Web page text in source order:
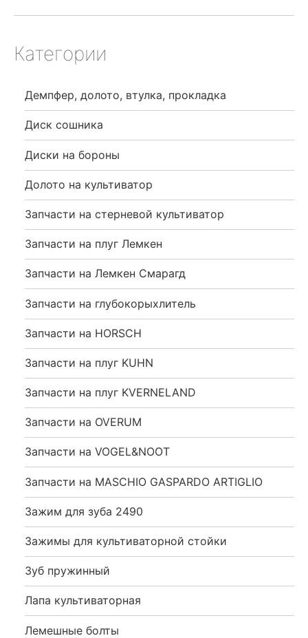
Категории
Демпфер, долото, втулка, прокладка
Диск сошника
Диски на бороны
Долото на культиватор
Запчасти на стерневой культиватор
Запчасти на плуг Лемкен
Запчасти на Лемкен Смарагд
Запчасти на глубокорыхлитель
Запчасти на HORSCH
Запчасти на плуг KUHN
Запчасти на плуг KVERNELAND
Запчасти на OVERUM
Запчасти на VOGEL&NOOT
Запчасти на MASCHIO GASPARDO ARTIGLIO
Зажим для зуба 2490
Зажимы для культиваторной стойки
Зуб пружинный
Лапа культиваторная
Лемешные болты